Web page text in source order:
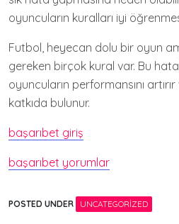
oyuncuların kuralları iyi
Futbol, heyecan dolu bir oyun
gereken birçok kural var. Bu
oyuncuların performansını artırır
katkıda bulunur.
başarıbet giriş
başarıbet yorumlar
POSTED UNDER UNCATEGORIZED